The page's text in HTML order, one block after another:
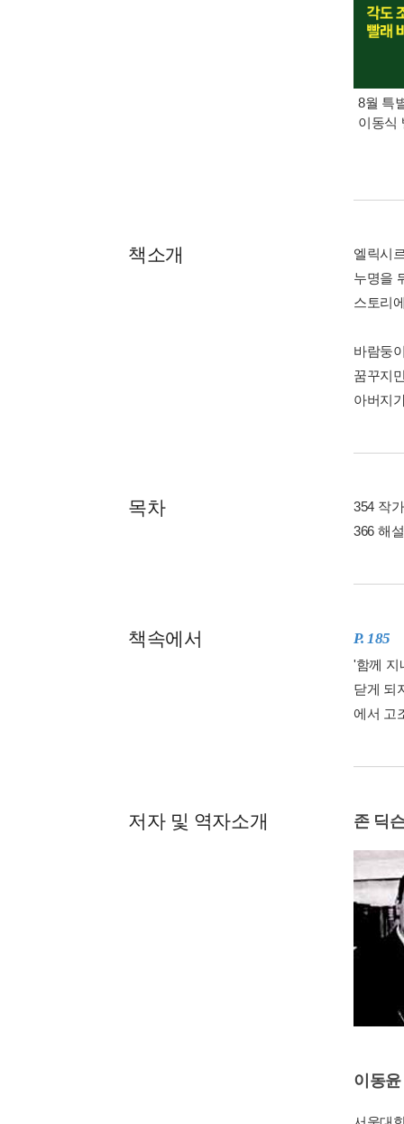
8월 특
이동식
책소개
엘릭시
누명을
스토리
바람둥
꿈꾸지
아버지
목차
354 작
366 해
책속에서 P. 185
'함께 지
닫게 되
에서 고
저자 및 역자소개 존 딕
이동윤